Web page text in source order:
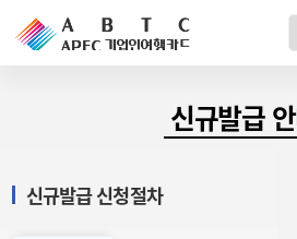
ABTC 전
ABTC 제도 소개
신규발급
신규발급 신청절차